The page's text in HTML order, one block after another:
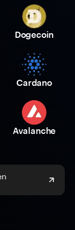
Dogecoin
Cardano
Avalanche